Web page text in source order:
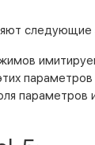
следующие